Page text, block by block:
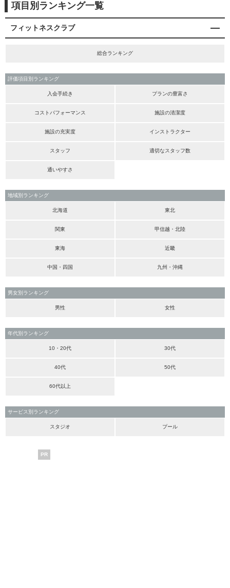
項目別ランキング一覧
フィットネスクラブ
総合ランキング
評価項目別ランキング
入会手続き プランの豊富さ
コストパフォーマンス 施設の清潔度
施設の充実度 インストラクター
スタッフ 適切なスタッフ数
通いやすさ
地域別ランキング
北海道 東北
関東 甲信越・北陸
東海 近畿
中国・四国 九州・沖縄
男女別ランキング
男性 女性
年代別ランキング
10・20代 30代
40代 50代
60代以上
サービス別ランキング
スタジオ プール
PR